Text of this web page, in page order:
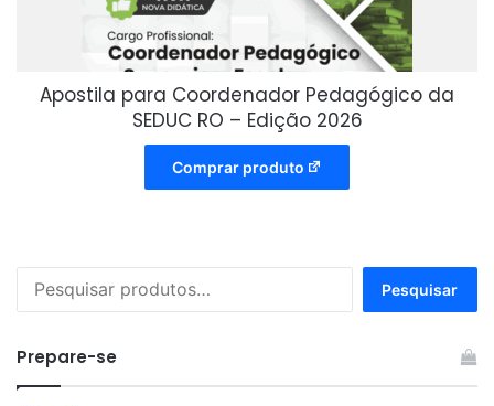
Apostila para Coordenador Pedagógico da
SEDUC RO – Edição 2026
Comprar produto
por:
Pesquisar
Prepare-se